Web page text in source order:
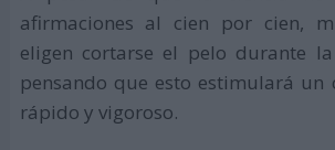
afirmaciones al cien por cien,
eligen cortarse el pelo durante
pensando que esto estimulará un
rápido y vigoroso.